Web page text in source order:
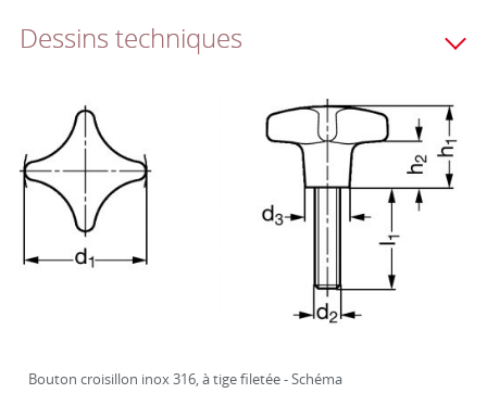
Dessins techniques
Bouton croisillon inox 316, à tige filetée - Schéma